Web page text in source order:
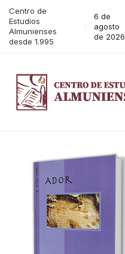
Centro de
Estudios
Almunienses
desde 1.995
6 de
agosto
de 2026